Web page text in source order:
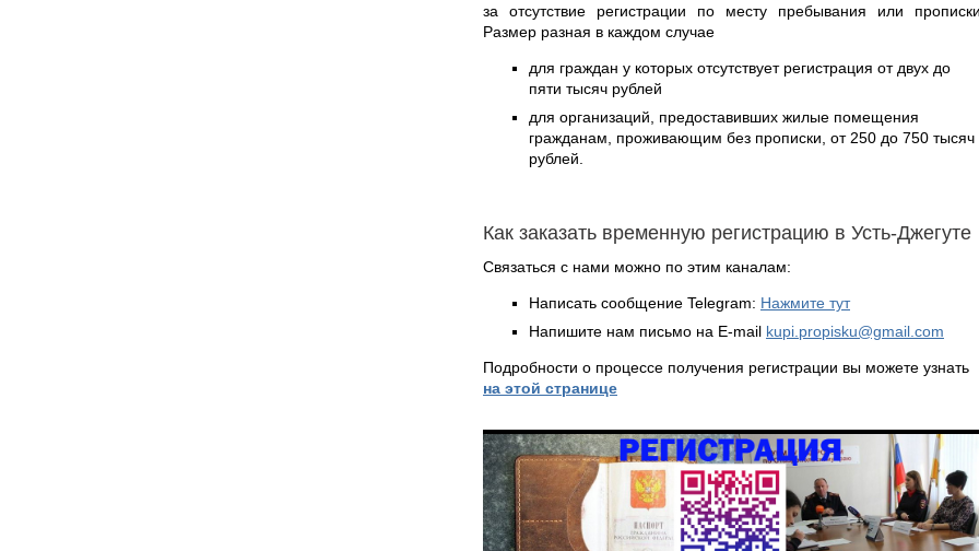
за отсутствие регистрации по месту пребывания или прописки.
Размер разная в каждом случае
для граждан у которых отсутствует регистрация от двух до
пяти тысяч рублей
для организаций, предоставивших жилые помещения
гражданам, проживающим без прописки, от 250 до 750 тысяч
рублей.
Как заказать временную регистрацию в Усть-Джегуте
Связаться с нами можно по этим каналам:
Написать сообщение Telegram: Нажмите тут
Напишите нам письмо на E-mail kupi.propisku@gmail.com
Подробности о процессе получения регистрации вы можете узнать
на этой странице